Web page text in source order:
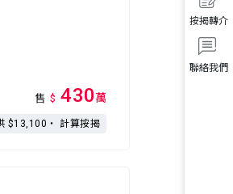
聯絡我們
按揭轉介
售 $ 430萬
$13,100・ 計算按揭